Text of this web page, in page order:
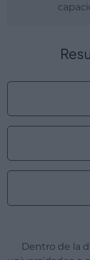
Dentro de la digitalización de escuelas, institutos,